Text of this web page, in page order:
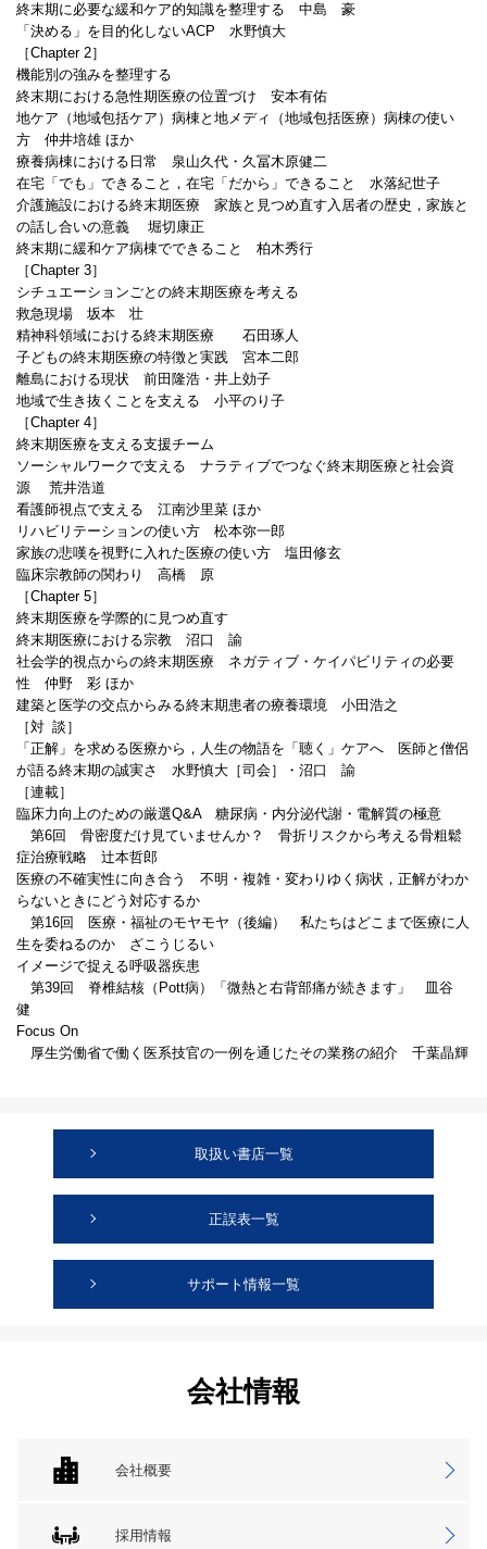
終末期に必要な緩和ケア的知識を整理する 中島 豪
「決める」を目的化しないACP 水野慎大
［Chapter 2］
機能別の強みを整理する
終末期における急性期医療の位置づけ 安本有佑
地ケア（地域包括ケア）病棟と地メディ（地域包括医療）病棟の使い
方 仲井培雄 ほか
療養病棟における日常 泉山久代・久冨木原健二
在宅「でも」できること，在宅「だから」できること 水落紀世子
介護施設における終末期医療 家族と見つめ直す入居者の歴史，家族と
の話し合いの意義 堀切康正
終末期に緩和ケア病棟でできること 柏木秀行
［Chapter 3］
シチュエーションごとの終末期医療を考える
救急現場 坂本 壮
精神科領域における終末期医療 石田琢人
子どもの終末期医療の特徴と実践 宮本二郎
離島における現状 前田隆浩・井上効子
地域で生き抜くことを支える 小平のり子
［Chapter 4］
終末期医療を支える支援チーム
ソーシャルワークで支える ナラティブでつなぐ終末期医療と社会資
源 荒井浩道
看護師視点で支える 江南沙里菜 ほか
リハビリテーションの使い方 松本弥一郎
家族の悲嘆を視野に入れた医療の使い方 塩田修玄
臨床宗教師の関わり 高橋 原
［Chapter 5］
終末期医療を学際的に見つめ直す
終末期医療における宗教 沼口 諭
社会学的視点からの終末期医療 ネガティブ・ケイパビリティの必要
性 仲野 彩 ほか
建築と医学の交点からみる終末期患者の療養環境 小田浩之
［対 談］
「正解」を求める医療から，人生の物語を「聴く」ケアへ 医師と僧侶
が語る終末期の誠実さ 水野慎大［司会］・沼口 諭
［連載］
臨床力向上のための厳選Q&A 糖尿病・内分泌代謝・電解質の極意
第6回 骨密度だけ見ていませんか？ 骨折リスクから考える骨粗鬆
症治療戦略 辻本哲郎
医療の不確実性に向き合う 不明・複雑・変わりゆく病状，正解がわか
らないときにどう対応するか
第16回 医療・福祉のモヤモヤ（後編） 私たちはどこまで医療に人
生を委ねるのか ざこうじるい
イメージで捉える呼吸器疾患
第39回 脊椎結核（Pott病）「微熱と右背部痛が続きます」 皿谷
健
Focus On
厚生労働省で働く医系技官の一例を通じたその業務の紹介 千葉晶輝
取扱い書店一覧
正誤表一覧
サポート情報一覧
会社情報
会社概要
採用情報